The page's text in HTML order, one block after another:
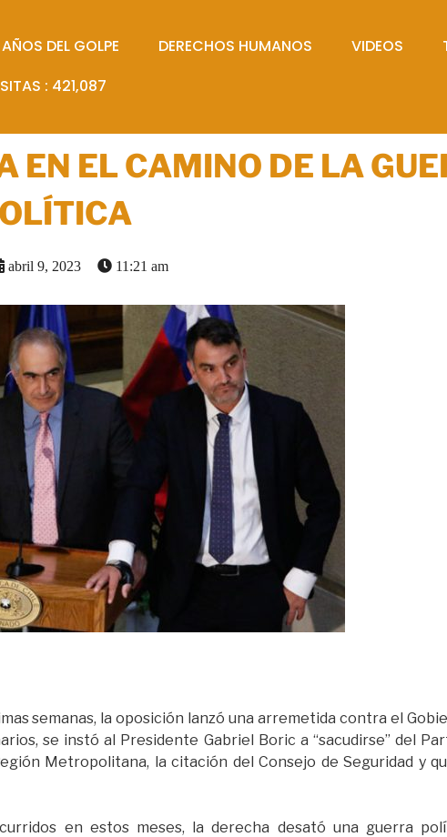
DEL GOLPE DERECHOS HUMANOS VIDEOS
: 421,087
EN EL CAMINO DE LA
abril 9, 2023 11:21 am
semanas, la oposición lanzó una arremetida contra el
se instó al Presidente Gabriel Boric a “sacudirse” del
Metropolitana, la citación del Consejo de Seguridad y
en estos meses, la derecha desató una guerra